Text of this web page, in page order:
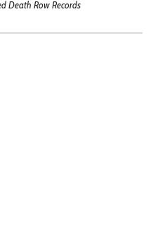
Death Row Records